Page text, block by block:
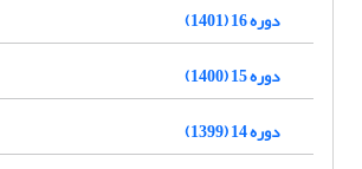
دوره 16 (1401)
دوره 15 (1400)
دوره 14 (1399)